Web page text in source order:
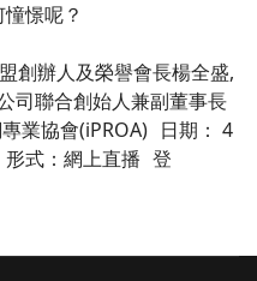
憬呢？
創辦人及榮譽會長楊全盛,
司聯合創始人兼副董事長
業協會(iPROA) 日期： 4
式：網上直播 登